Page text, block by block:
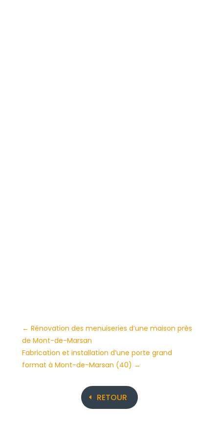
← Rénovation des menuiseries d’une maison près
de Mont-de-Marsan
Fabrication et installation d’une porte grand
format à Mont-de-Marsan (40) →
RETOUR